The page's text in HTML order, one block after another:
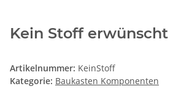
Kein Stoff erwünscht
Artikelnummer: KeinStoff
Kategorie: Baukasten Komponenten